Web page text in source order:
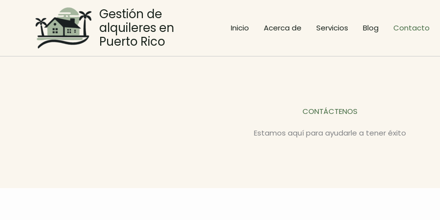
Gestión de
alquileres en
Puerto Rico
Inicio Acerca de Servicios Blog Contacto
CONTÁCTENOS
Estamos aquí para ayudarle a tener éxito